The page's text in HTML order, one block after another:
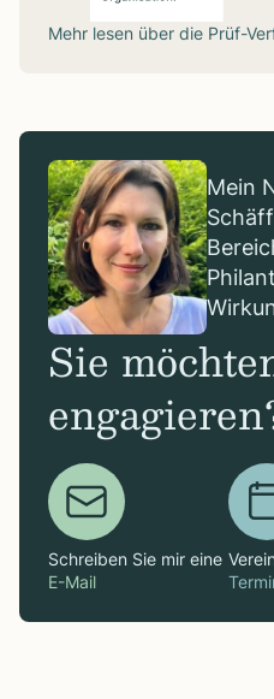
Mehr lesen über die Prüf-
Mein
Sie
Schreiben Sie mir eine
E-Mail